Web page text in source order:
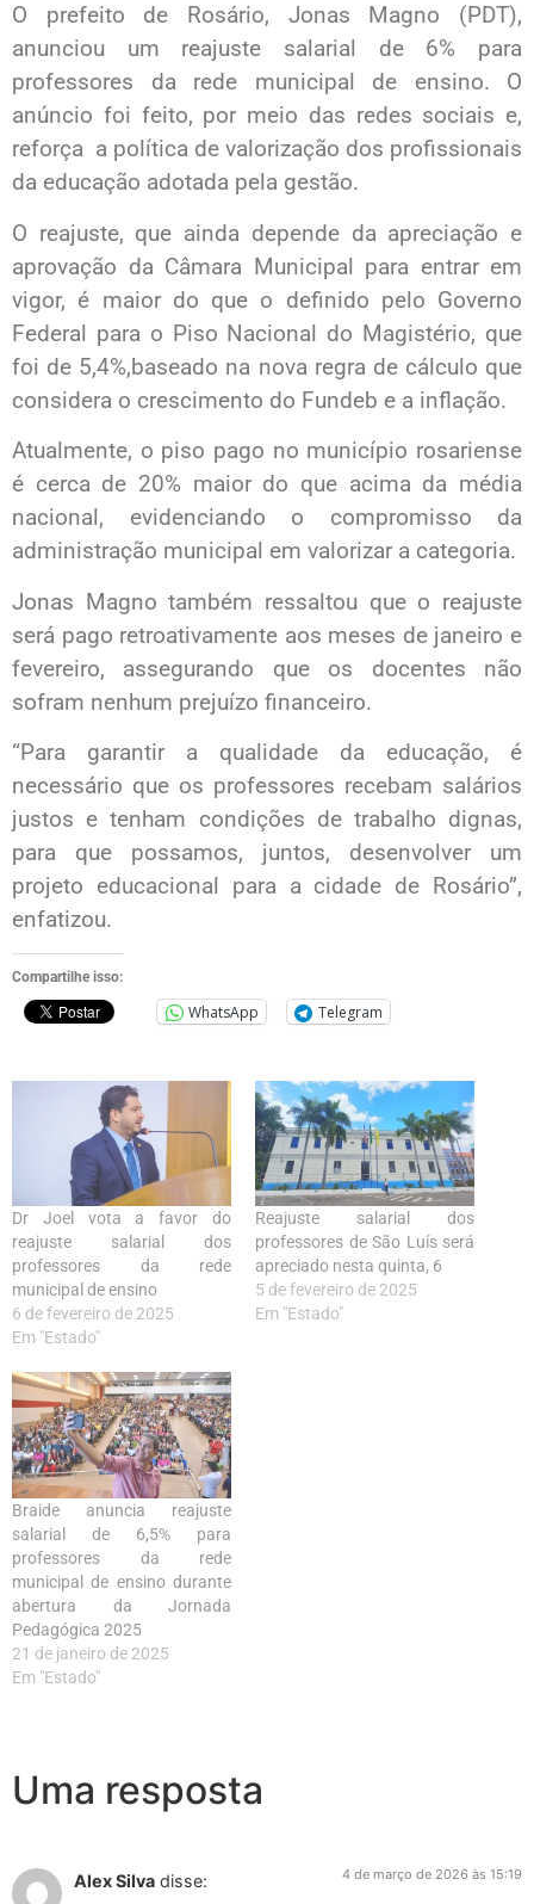
O prefeito de Rosário, Jonas Magno (PDT),
anunciou um reajuste salarial de 6% para
professores da rede municipal de ensino. O
anúncio foi feito, por meio das redes sociais e,
reforça a política de valorização dos profissionais
da educação adotada pela gestão.
O reajuste, que ainda depende da apreciação e
aprovação da Câmara Municipal para entrar em
vigor, é maior do que o definido pelo Governo
Federal para o Piso Nacional do Magistério, que
foi de 5,4%,baseado na nova regra de cálculo que
considera o crescimento do Fundeb e a inflação.
Atualmente, o piso pago no município rosariense
é cerca de 20% maior do que acima da média
nacional, evidenciando o compromisso da
administração municipal em valorizar a categoria.
Jonas Magno também ressaltou que o reajuste
será pago retroativamente aos meses de janeiro e
fevereiro, assegurando que os docentes não
sofram nenhum prejuízo financeiro.
“Para garantir a qualidade da educação, é
necessário que os professores recebam salários
justos e tenham condições de trabalho dignas,
para que possamos, juntos, desenvolver um
projeto educacional para a cidade de Rosário”,
enfatizou.
Compartilhe isso:
WhatsApp Telegram
Dr Joel vota a favor do
reajuste salarial dos
professores da rede
municipal de ensino
6 de fevereiro de 2025
Em "Estado"
Reajuste salarial dos
professores de São Luís será
apreciado nesta quinta, 6
5 de fevereiro de 2025
Em "Estado"
Braide anuncia reajuste
salarial de 6,5% para
professores da rede
municipal de ensino durante
abertura da Jornada
Pedagógica 2025
21 de janeiro de 2025
Em "Estado"
Uma resposta
Alex Silva disse: 4 de março de 2026 às 15:19